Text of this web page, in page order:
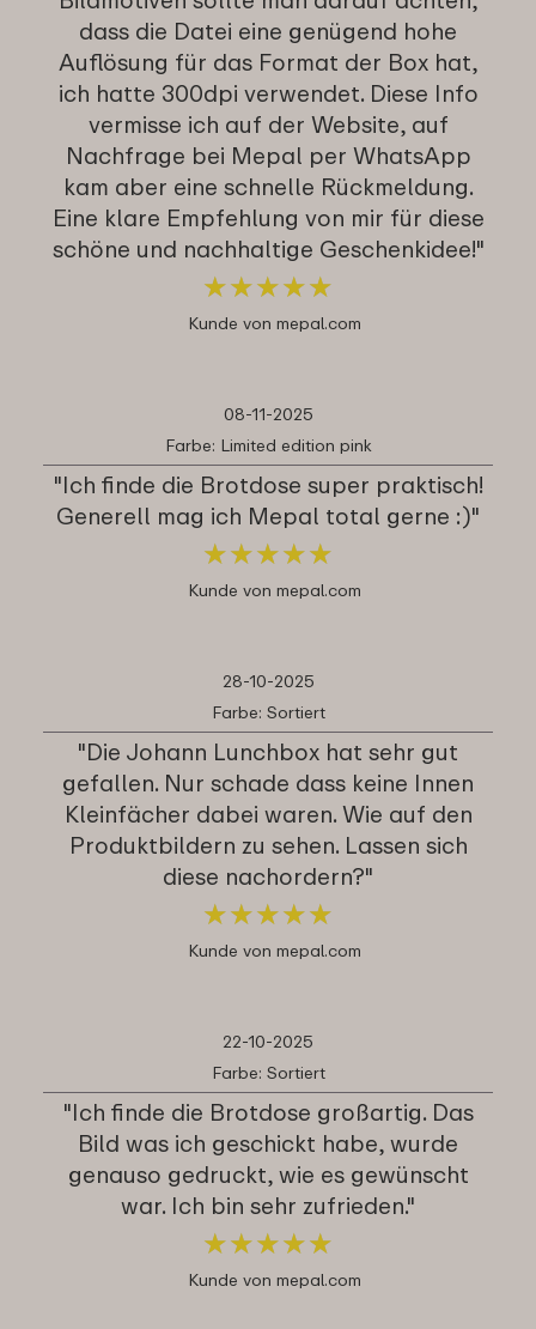
dass die Datei eine genügend hohe
Auflösung für das Format der Box hat,
ich hatte 300dpi verwendet. Diese Info
vermisse ich auf der Website, auf
Nachfrage bei Mepal per WhatsApp
kam aber eine schnelle Rückmeldung.
Eine klare Empfehlung von mir für diese
schöne und nachhaltige Geschenkidee!"
★★★★★
★★★★★
Kunde von mepal.com
08-11-2025
Farbe: Limited edition pink
"Ich finde die Brotdose super praktisch!
Generell mag ich Mepal total gerne :)"
★★★★★
★★★★★
Kunde von mepal.com
28-10-2025
Farbe: Sortiert
"Die Johann Lunchbox hat sehr gut
gefallen. Nur schade dass keine Innen
Kleinfächer dabei waren. Wie auf den
Produktbildern zu sehen. Lassen sich
diese nachordern?"
★★★★★
★★★★★
Kunde von mepal.com
22-10-2025
Farbe: Sortiert
"Ich finde die Brotdose großartig. Das
Bild was ich geschickt habe, wurde
genauso gedruckt, wie es gewünscht
war. Ich bin sehr zufrieden."
★★★★★
★★★★★
Kunde von mepal.com